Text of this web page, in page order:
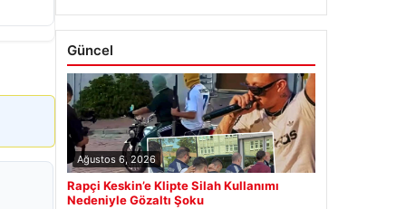
Güncel
Ağustos 6, 2026
Rapçi Keskin’e Klipte Silah Kullanımı
Nedeniyle Gözaltı Şoku